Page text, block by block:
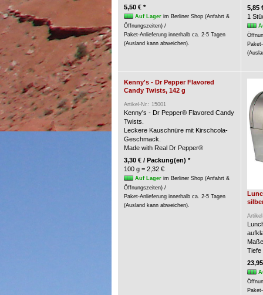
5,50 € *
Auf Lagerim Berliner Shop (Anfahrt &
Öffnungszeiten) /
Paket-Anlieferung innerhalb ca. 2-5 Tagen
(Ausland kann abweichen).
5,85
1
Kenny's - Dr Pepper Flavored
Candy Twists, 142 g
Artikel-Nr.: 15001
Kenny's - Dr Pepper® Flavored Candy
Twists.
Leckere Kauschnüre mit Kirschcola-
Geschmack.
Made with Real Dr Pepper®
3,30 € / Packung(en) *
100 g = 2,32 €
Auf Lagerim Berliner Shop (Anfahrt &
Öffnungszeiten) /
Paket-Anlieferung innerhalb ca. 2-5 Tagen
(Ausland kann abweichen).
Tiefe